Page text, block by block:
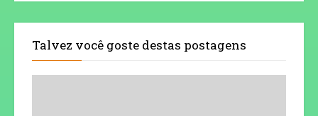
Talvez você goste destas postagens